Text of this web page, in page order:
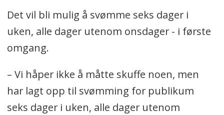
Det vil bli mulig å svømme seks dager i
uken, alle dager utenom onsdager - i første
omgang.
– Vi håper ikke å måtte skuffe noen, men
har lagt opp til svømming for publikum
seks dager i uken, alle dager utenom